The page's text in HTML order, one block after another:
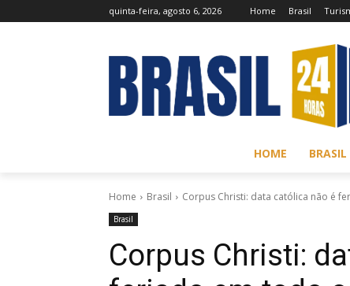
quinta-feira, agosto 6, 2026 Home Brasil
HOME BRASIL
Home Brasil Corpus Christi: data católica não é
Brasil
Corpus Christi: